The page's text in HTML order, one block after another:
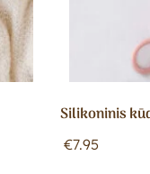
Silikoninis
€7.95